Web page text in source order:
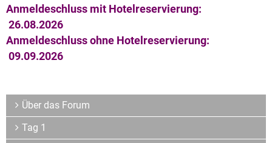
Archiv
Über uns
Anmeldeschluss mit Hotelreservierung:
26.08.2026
Anmeldeschluss ohne Hotelreservierung:
09.09.2026
Über das Forum
Tag 1